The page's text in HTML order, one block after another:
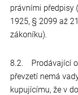
právními předpisy
1925, § 2099 až
zákoníku).
8.2. Prodávající
převzetí nemá
kupujícímu, že v